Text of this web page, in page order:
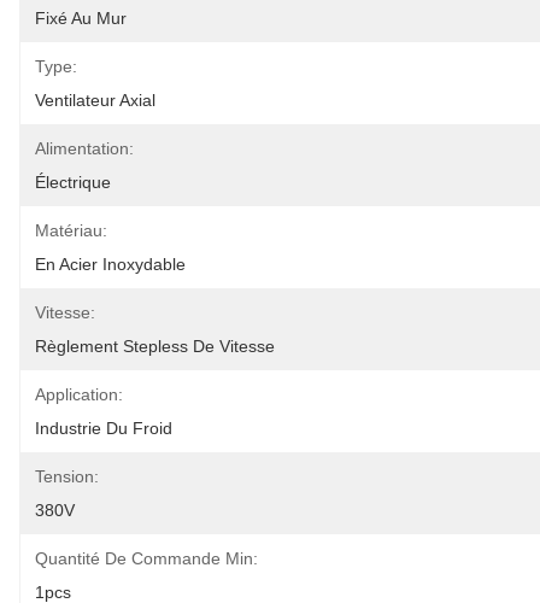
Fixé Au Mur
Type:
Ventilateur Axial
Alimentation:
Électrique
Matériau:
En Acier Inoxydable
Vitesse:
Règlement Stepless De Vitesse
Application:
Industrie Du Froid
Tension:
380V
Quantité De Commande Min:
1pcs